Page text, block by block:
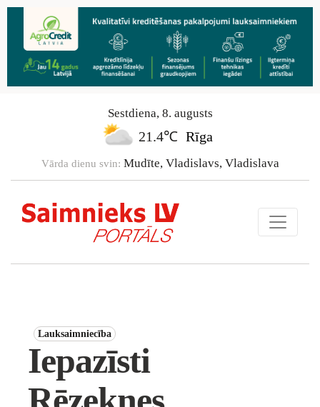
Sestdiena, 8. augusts
21.4℃ Rīga
Vārda dienu svin: Mudīte, Vladislavs, Vladislava
Lauksaimniecība
Iepazīsti